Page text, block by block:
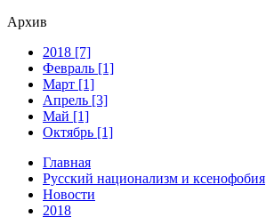
Архив
2018 [7]
Февраль [1]
Март [1]
Апрель [3]
Май [1]
Октябрь [1]
Главная
Русский национализм и ксенофобия
Новости
2018